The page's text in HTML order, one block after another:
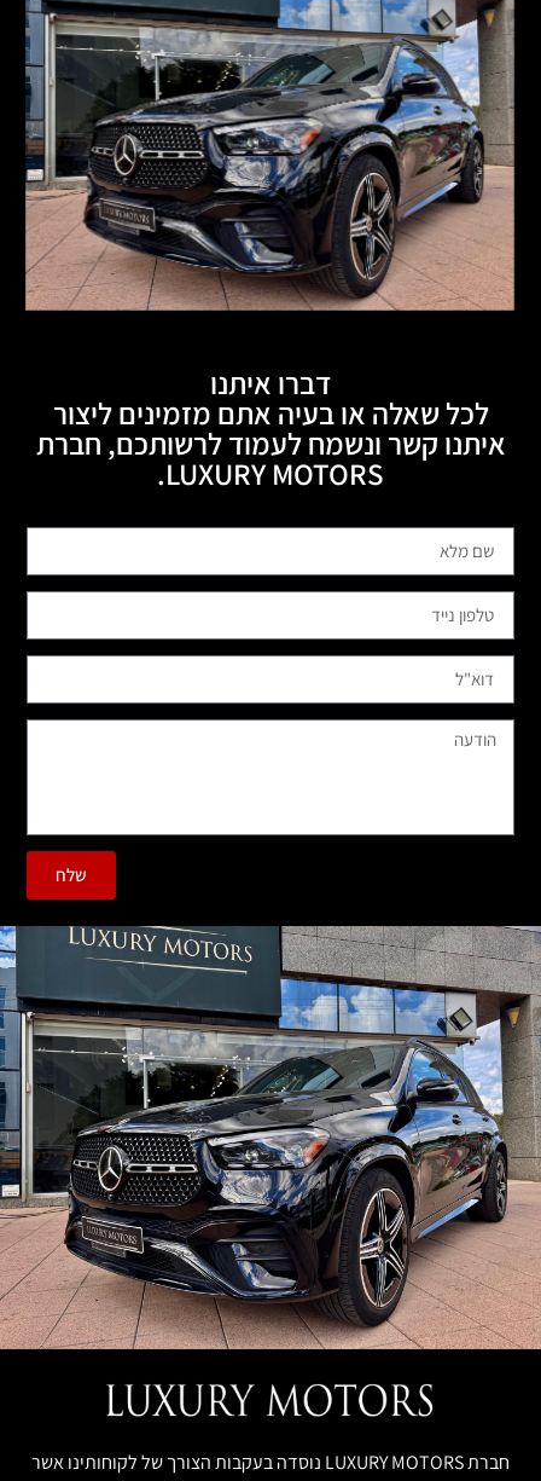
דברו איתנו
לכל שאלה או בעיה אתם מזמינים ליצור
איתנו קשר ונשמח לעמוד לרשותכם, חברת
LUXURY MOTORS.
שלח
חברת LUXURY MOTORS נוסדה בעקבות הצורך של לקוחותינו אשר